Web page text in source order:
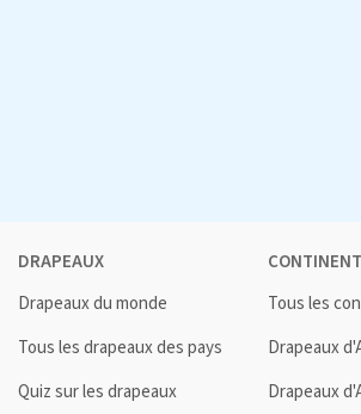
DRAPEAUX
Drapeaux du monde
Tous les drapeaux des pays
Quiz sur les drapeaux
Tous les
Drapeaux
Drapeaux